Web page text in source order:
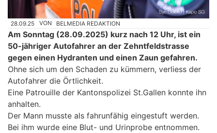
28.09.25 VON BELMEDIA REDAKTION
Am Sonntag (28.09.2025) kurz nach 12 Uhr, ist ein
50-jähriger Autofahrer an der Zehntfeldstrasse
gegen einen Hydranten und einen Zaun gefahren.
Ohne sich um den Schaden zu kümmern, verliess der
Autofahrer die Örtlichkeit.
Eine Patrouille der Kantonspolizei St.Gallen konnte ihn
anhalten.
Der Mann musste als fahrunfähig eingestuft werden.
Bei ihm wurde eine Blut- und Urinprobe entnommen.